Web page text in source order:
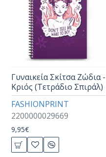
FASHIONPRINT
2200000029669
Γυναικεία Σκίτσα Ζώδια -
Κριός (Τετράδιο Σπιράλ)
9,95€